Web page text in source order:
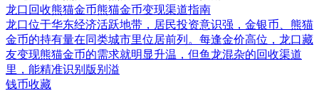
龙口回收熊猫金币熊猫金币变现渠道指南
龙口位于华东经济活跃地带，居民投资意识强，金银币、熊猫
金币的持有量在同类城市里位居前列。每逢金价高位，龙口藏
友变现熊猫金币的需求就明显升温，但鱼龙混杂的回收渠道
里，能精准识别版别溢
钱币收藏